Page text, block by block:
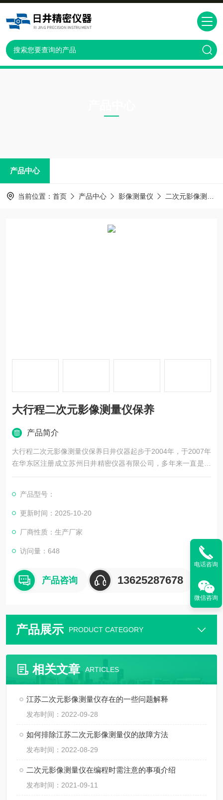
产品中心
当前位置： 首页 产品中心 影像测量仪 二次元影像测量仪
大行程二次元影像测量仪保养
产品简介
大行程二次元影像测量仪保养日井仪器起步于2004年，于2007年
在华东区注册成立苏州日井精密仪器有限公司，多年来一直是从
事精密量测仪器销售及配套售后维修服务为一体的精密仪器公
公司主要销售：影像测量仪，二次元，三次元，三次元，光泽度
坐标测量机等国外精密测量仪器。
产品型号：
更新时间：2025-10-20
厂商性质：生产厂家
访问量：648
产品咨询 13625287678
产品展示 PRODUCT CATEGORY
相关文章 ARTICLES
江苏二次元影像测量仪存在的一些问题解释
发布时间：2022-09-28
如何排除江苏二次元影像测量仪的故障方法
发布时间：2022-08-29
二次元影像测量仪在编程时需注意的事项介绍
发布时间：2021-09-11
电话咨询
微信咨询